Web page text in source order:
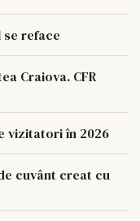
reface
Craiova. CFR
vizitatori în 2026
cuvânt creat cu